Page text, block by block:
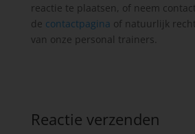
reactie te plaatsen, of neem
de contactpagina of natuurlijk
van onze personal trainers.
Reactie verzenden